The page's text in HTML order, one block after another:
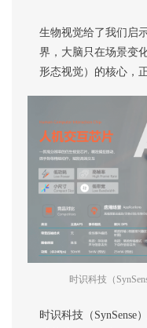
生物视觉给了我们启
界，大脑只在场景变
形态视觉）的核心，
时识科技（
时识科技（SynSense